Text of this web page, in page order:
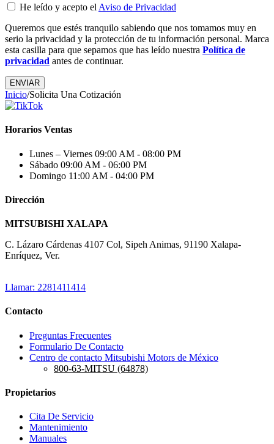
He leído y acepto el Aviso de Privacidad
Queremos que estés tranquilo sabiendo que nos tomamos muy en
serio la privacidad y la protección de tu información personal. Marca
esta casilla para que sepamos que has leído nuestra Política de
privacidad antes de continuar.
Inicio/Solicita Una Cotización
Horarios Ventas
Lunes – Viernes 09:00 AM - 08:00 PM
Sábado 09:00 AM - 06:00 PM
Domingo 11:00 AM - 04:00 PM
Dirección
MITSUBISHI XALAPA
C. Lázaro Cárdenas 4107 Col, Sipeh Animas, 91190 Xalapa-
Enríquez, Ver.
Llamar: 2281411414
Contacto
Preguntas Frecuentes
Formulario De Contacto
Centro de contacto Mitsubishi Motors de México
800-63-MITSU (64878)
Propietarios
Cita De Servicio
Mantenimiento
Manuales